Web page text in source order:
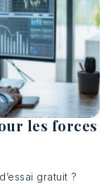
les forces
gratuit ?